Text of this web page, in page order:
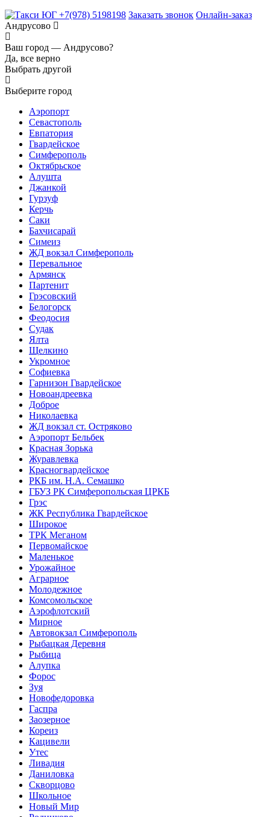
+7(978) 5198198 Заказать звонок Онлайн-заказ
Андрусово
Ваш город — Андрусово?
Да, все верно
Выбрать другой
Выберите город
Аэропорт
Севастополь
Евпатория
Гвардейское
Симферополь
Октябрьское
Алушта
Джанкой
Гурзуф
Керчь
Саки
Бахчисарай
Симеиз
ЖД вокзал Симферополь
Перевальное
Армянск
Партенит
Грэсовский
Белогорск
Феодосия
Судак
Ялта
Щелкино
Укромное
Софиевка
Гарнизон Гвардейское
Новоандреевка
Доброе
Николаевка
ЖД вокзал ст. Остряково
Аэропорт Бельбек
Красная Зорька
Журавлевка
Красногвардейское
РКБ им. Н.А. Семашко
ГБУЗ РК Симферопольская ЦРКБ
Грэс
ЖК Республика Гвардейское
Широкое
ТРК Меганом
Первомайское
Маленькое
Урожайное
Аграрное
Молодежное
Комсомольское
Аэрофлотский
Мирное
Автовокзал Симферополь
Рыбацкая Деревня
Рыбица
Алупка
Форос
Зуя
Новофедоровка
Гаспра
Заозерное
Кореиз
Кацивели
Утес
Ливадия
Даниловка
Скворцово
Школьное
Новый Мир